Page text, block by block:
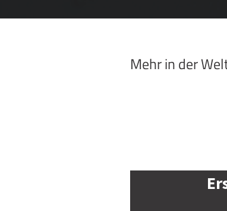
Mehr in der